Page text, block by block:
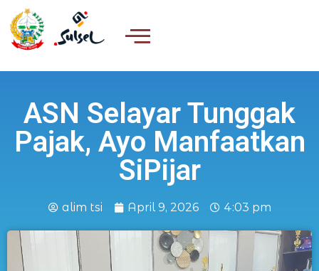
ASN Selayar Tunggak
Pajak, Ayo Manfaatkan
SiPijar
alim tsi April 9, 2026 4:03 pm